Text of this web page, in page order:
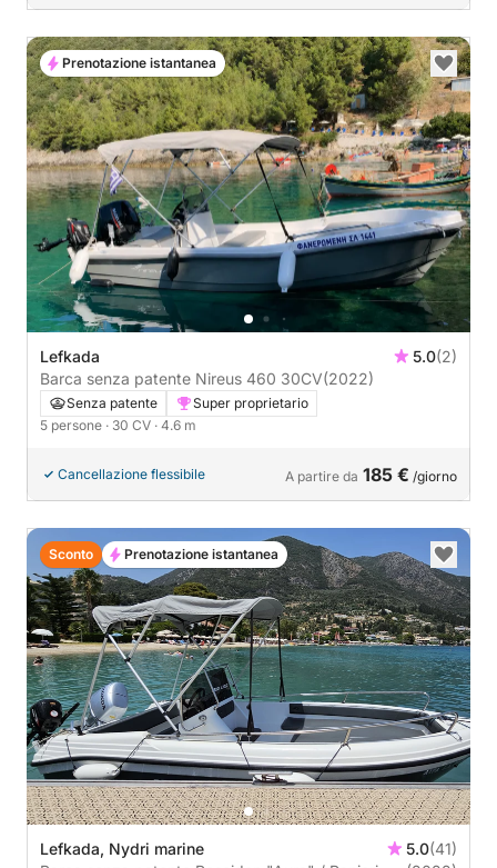
Lefkada 5.0(2)
Barca senza patente Nireus 460 30CV(2022)
Senza patente
Super proprietario
5 persone · 30 CV · 4.6 m
Cancellazione flessibile A partire da 185 € /giorno
Prenotazione istantanea
Lefkada, Nydri marine 5.0(41)
Sconto Prenotazione istantanea